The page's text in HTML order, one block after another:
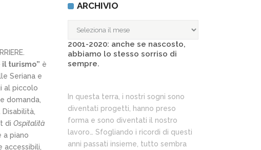
turismo” è
Seriana e
al piccolo
domanda,
di Ospitalità
a piano
ARCHIVIO
2001-2020: anche se nascosto,
abbiamo lo stesso sorriso di
sempre.
In questa terra, i nostri sogni sono
diventati progetti, hanno preso
forma e sono diventati il nostro
lavoro… Sfogliando i ricordi di questi
anni passati insieme, tutto sembra